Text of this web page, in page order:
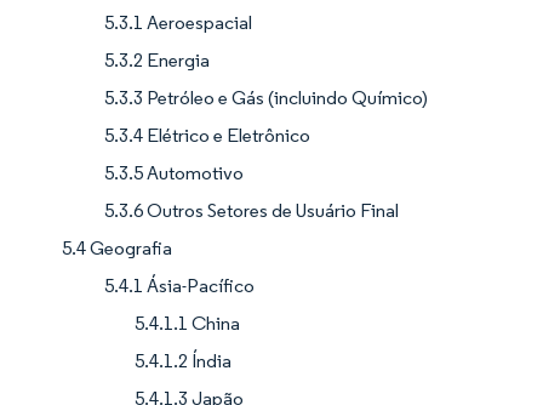
5.3.1 Aeroespacial
5.3.2 Energia
5.3.3 Petróleo e Gás (incluindo Químico)
5.3.4 Elétrico e Eletrônico
5.3.5 Automotivo
5.3.6 Outros Setores de Usuário Final
5.4 Geografia
5.4.1 Ásia-Pacífico
5.4.1.1 China
5.4.1.2 Índia
5.4.1.3 Japão